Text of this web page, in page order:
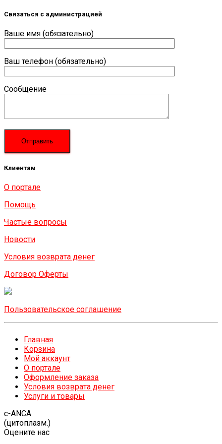
Связаться с администрацией
Ваше имя (обязательно)
Ваш телефон (обязательно)
Сообщение
Клиентам
О портале
Помощь
Частые вопросы
Новости
Условия возврата денег
Договор Оферты
Пользовательское соглашение
Главная
Корзина
Мой аккаунт
О портале
Оформление заказа
Условия возврата денег
Услуги и товары
c-ANCA
(цитоплазм.)
Оцените нас